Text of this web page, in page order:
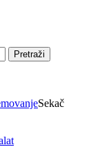
Pretraži
Sekač